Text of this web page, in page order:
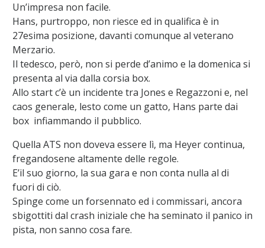
Un’impresa non facile.
Hans, purtroppo, non riesce ed in qualifica è in
27esima posizione, davanti comunque al veterano
Merzario.
Il tedesco, però, non si perde d’animo e la domenica si
presenta al via dalla corsia box.
Allo start c’è un incidente tra Jones e Regazzoni e, nel
caos generale, lesto come un gatto, Hans parte dai
box infiammando il pubblico.
Quella ATS non doveva essere lì, ma Heyer continua,
fregandosene altamente delle regole.
E’il suo giorno, la sua gara e non conta nulla al di
fuori di ciò.
Spinge come un forsennato ed i commissari, ancora
sbigottiti dal crash iniziale che ha seminato il panico in
pista, non sanno cosa fare.